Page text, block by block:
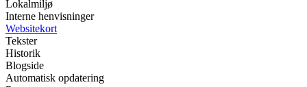
Lokalmiljø
Interne henvisninger
Websitekort
Tekster
Historik
Blogside
Automatisk opdatering